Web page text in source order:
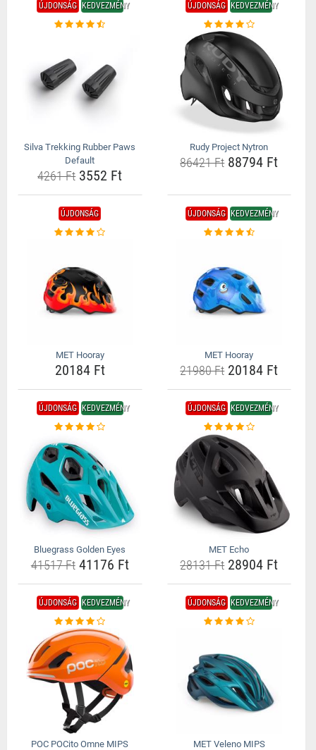
ÚJDONSÁG KEDVEZMÉNY
Silva Trekking Rubber Paws
Default
4261 Ft3552 Ft
ÚJDONSÁG KEDVEZMÉNY
Rudy Project Nytron
86421 Ft88794 Ft
ÚJDONSÁG
MET Hooray
20184 Ft
ÚJDONSÁG KEDVEZMÉNY
MET Hooray
21980 Ft20184 Ft
ÚJDONSÁG KEDVEZMÉNY
Bluegrass Golden Eyes
41517 Ft41176 Ft
ÚJDONSÁG KEDVEZMÉNY
MET Echo
28131 Ft28904 Ft
ÚJDONSÁG KEDVEZMÉNY
POC POCito Omne MIPS
ÚJDONSÁG KEDVEZMÉNY
MET Veleno MIPS